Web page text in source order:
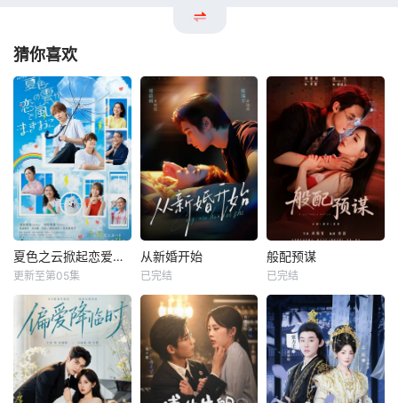
猜你喜欢
夏色之云掀起恋爱与风暴
更新至第05集
从新婚开始
已完结
般配预谋
已完结